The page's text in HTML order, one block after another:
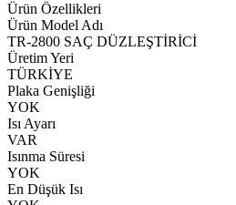
Ürün Özellikleri
Ürün Model Adı
TR-2800 SAÇ DÜZLEŞTİRİCİ
Üretim Yeri
TÜRKİYE
Plaka Genişliği
YOK
Isı Ayarı
VAR
Isınma Süresi
YOK
En Düşük Isı